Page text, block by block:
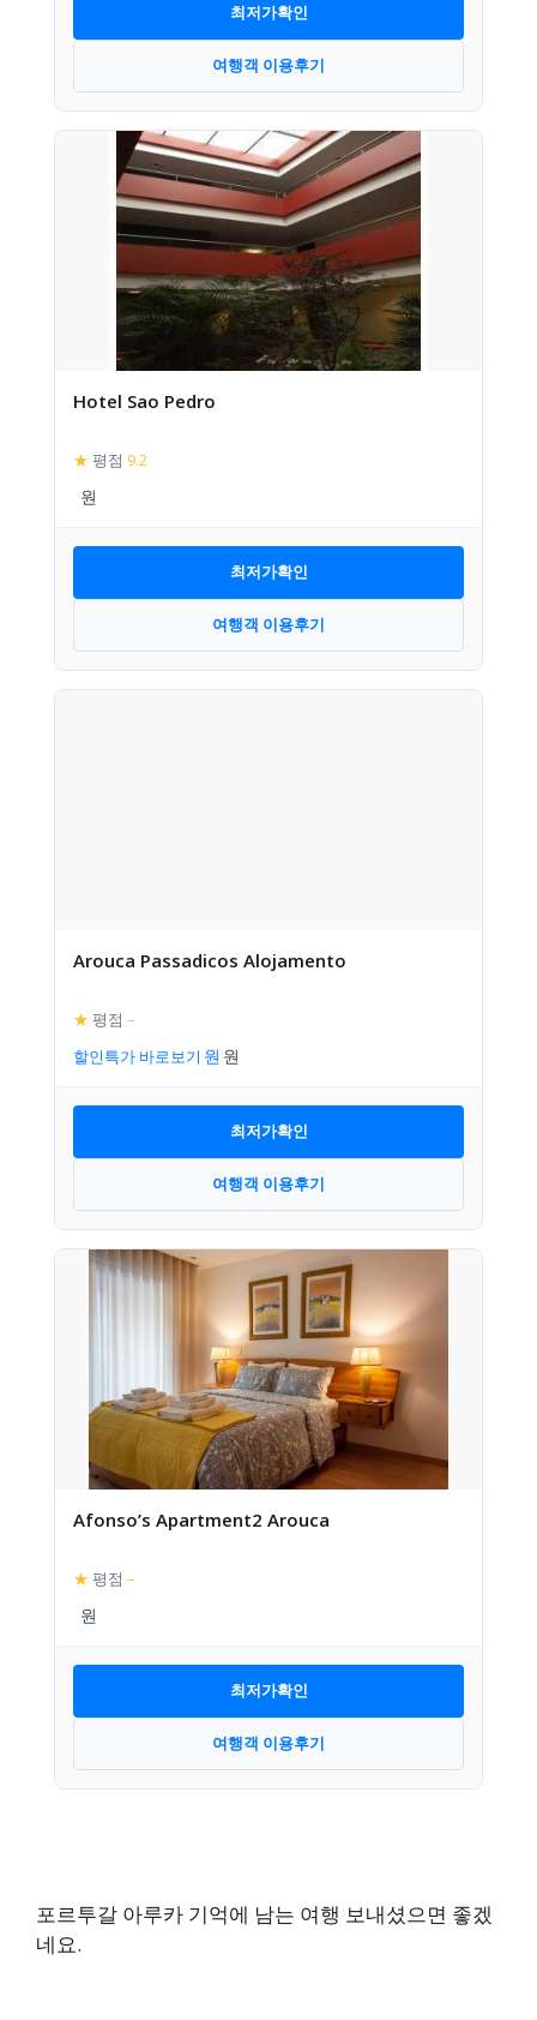
최저가확인
여행객 이용후기
Hotel Sao Pedro
★ 평점 9.2
최저가확인
여행객 이용후기
Arouca Passadicos Alojamento
★ 평점 –
할인특가 바로보기
최저가확인
여행객 이용후기
Afonso’s Apartment2 Arouca
★ 평점 –
최저가확인
여행객 이용후기
포르투갈 아루카 기억에 남는 여행 보내셨으면 좋겠
네요.